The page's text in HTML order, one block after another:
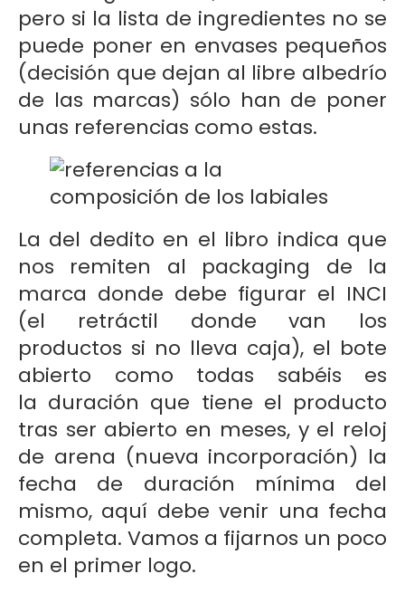
pero si la lista de ingredientes no se
puede poner en envases pequeños
(decisión que dejan al libre albedrío
de las marcas) sólo han de poner
unas referencias como estas.
La del dedito en el libro indica que
nos remiten al packaging de la
marca donde debe figurar el INCI
(el retráctil donde van los
productos si no lleva caja), el bote
abierto como todas sabéis es
la duración que tiene el producto
tras ser abierto en meses, y el reloj
de arena (nueva incorporación) la
fecha de duración mínima del
mismo, aquí debe venir una fecha
completa. Vamos a fijarnos un poco
en el primer logo.